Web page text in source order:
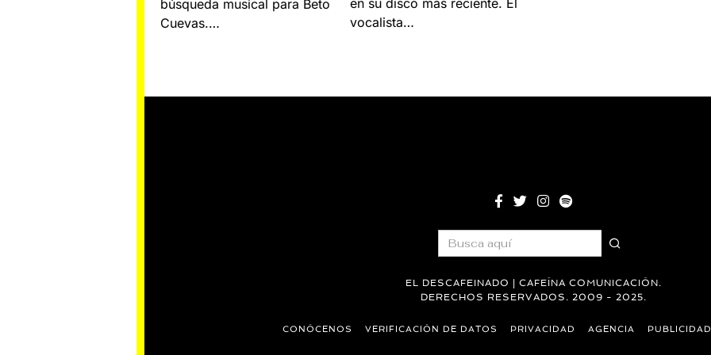
búsqueda musical para Beto
Cuevas.…
en su disco más reciente. El
vocalista…
EL DESCAFEINADO | CAFEÍNA COMUNICACIÓN.
DERECHOS RESERVADOS. 2009 - 2025.
CONÓCENOS VERIFICACIÓN DE DATOS PRIVACIDAD AGENCIA PUBLICIDAD